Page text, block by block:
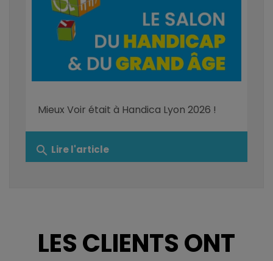
Mieux Voir était à Handica Lyon 2026 !
search Lire l'article
LES CLIENTS ONT